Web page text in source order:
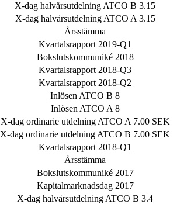
X-dag halvårsutdelning ATCO B 3.15
X-dag halvårsutdelning ATCO A 3.15
Årsstämma
Kvartalsrapport 2019-Q1
Bokslutskommuniké 2018
Kvartalsrapport 2018-Q3
Kvartalsrapport 2018-Q2
Inlösen ATCO B 8
Inlösen ATCO A 8
X-dag ordinarie utdelning ATCO A 7.00 SEK
X-dag ordinarie utdelning ATCO B 7.00 SEK
Kvartalsrapport 2018-Q1
Årsstämma
Bokslutskommuniké 2017
Kapitalmarknadsdag 2017
X-dag halvårsutdelning ATCO B 3.4